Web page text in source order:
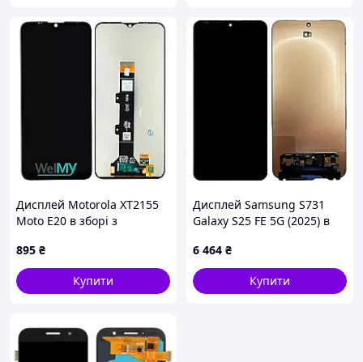
Дисплей Motorola XT2155
Moto E20 в зборі з
895 ₴
Купити
Дисплей Samsung S731
Galaxy S25 FE 5G (2025) в
orig
6 464 ₴
Купити